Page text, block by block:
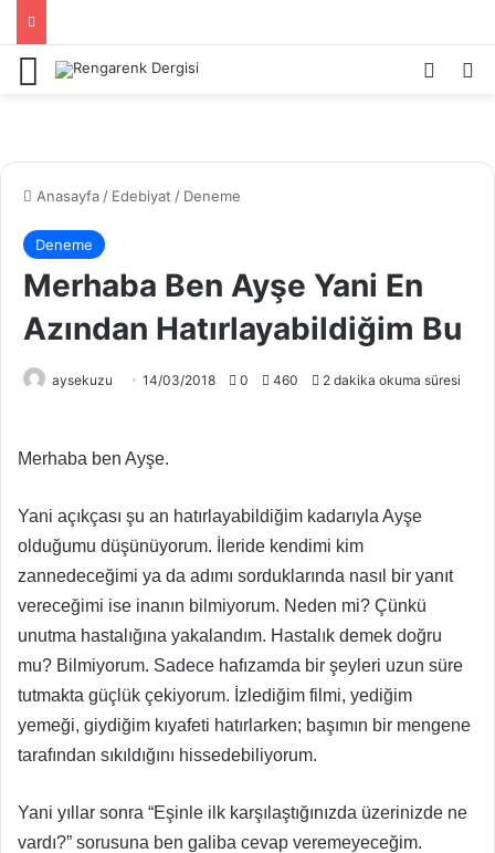
Menü Kayıt
Anasayfa / Edebiyat / Deneme
Deneme
Merhaba Ben Ayşe Yani En
Azından Hatırlayabildiğim Bu
aysekuzu 14/03/2018 0 460 2 dakika okuma süresi
Merhaba ben Ayşe.
Yani açıkçası şu an hatırlayabildiğim kadarıyla Ayşe
olduğumu düşünüyorum. İleride kendimi kim
zannedeceğimi ya da adımı sorduklarında nasıl bir yanıt
vereceğimi ise inanın bilmiyorum. Neden mi? Çünkü
unutma hastalığına yakalandım. Hastalık demek doğru
mu? Bilmiyorum. Sadece hafızamda bir şeyleri uzun süre
tutmakta güçlük çekiyorum. İzlediğim filmi, yediğim
yemeği, giydiğim kıyafeti hatırlarken; başımın bir mengene
tarafından sıkıldığını hissedebiliyorum.
Yani yıllar sonra “Eşinle ilk karşılaştığınızda üzerinizde ne
vardı?” sorusuna ben galiba cevap veremeyeceğim.